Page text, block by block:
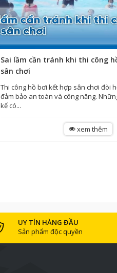
Sai lầm cần tránh khi thi công
sân chơi
Thi công hồ bơi kết hợp sân chơi đòi
đảm bảo an toàn và công năng.
kế có...
xem thêm
UY TÍN HÀNG ĐẦU
Sản phẩm độc quyền